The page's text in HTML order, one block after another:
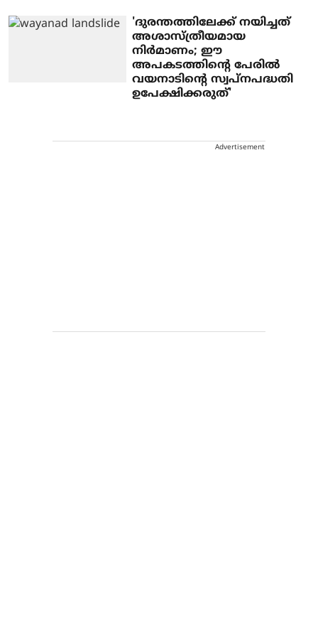
'ദുരന്തത്തിലേക്ക് നയിച്ചത്
അശാസ്ത്രീയമായ
നിര്‍മാണം; ഈ
അപകടത്തിന്റെ പേരില്‍
വയനാടിന്റെ സ്വപ്നപദ്ധതി
ഉപേക്ഷിക്കരുത്'
Advertisement